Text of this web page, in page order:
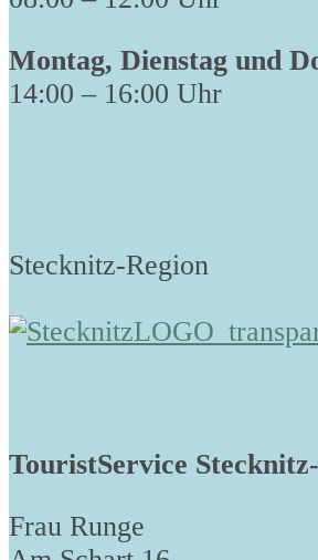
Montag, Dienstag und
14:00 – 16:00 Uhr
Stecknitz-Region
TouristService
Frau Runge